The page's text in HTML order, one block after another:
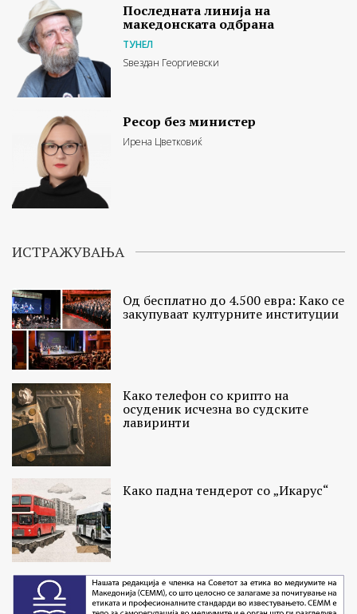
Последната линија на
македонската одбрана
ТУНЕЛ
Ѕвездан Георгиевски
Ресор без министер
Ирена Цветковиќ
ИСТРАЖУВАЊА
Од бесплатно до 4.500 евра: Како се
закупуваат културните институции
Како телефон со крипто на
осуденик исчезна во судските
лавиринти
Како падна тендерот со „Икарус“